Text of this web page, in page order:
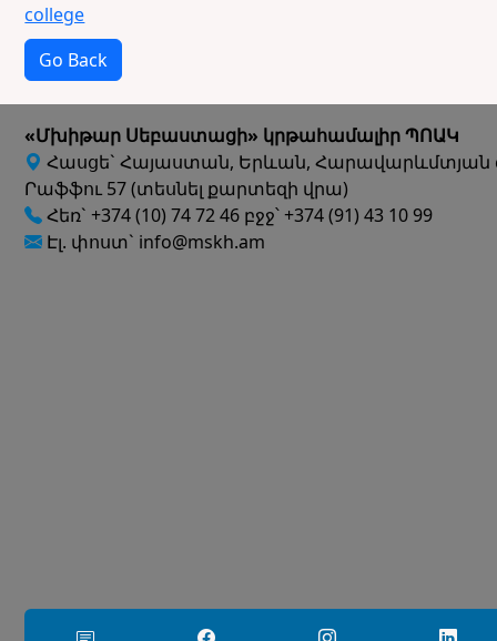
college
Go Back
«Մխիթար Սեբաստացի» կրթահամալիր ՊՈԱԿ
Հասցե` Հայաստան, Երևան, Հարավարևմտյան
Րաֆֆու 57 (տեսնել քարտեզի վրա)
Հեռ` +374 (10) 74 72 46 բջջ՝ +374 (91) 43 10 99
Էլ. փոստ` info@mskh.am